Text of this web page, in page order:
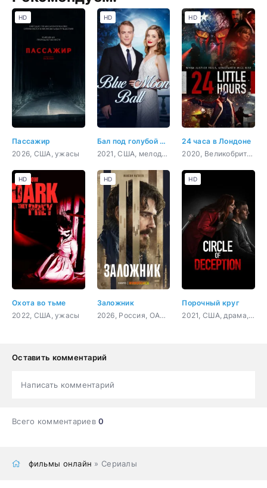
Пассажир
2026, США, ужасы
HD
Бал под голубой луной
2021, США, мелодрама
HD
24 часа в Лондоне
2020, Великобритания, боевик, триллер, драма, криминал
HD
Охота во тьме
2022, США, ужасы
HD
Заложник
2026, Россия, ОАЭ, Турция, драма, боевик
HD
Порочный круг
2021, США, драма, криминал
HD
Оставить комментарий
Написать комментарий
Всего комментариев0
фильмы онлайн » Сериалы